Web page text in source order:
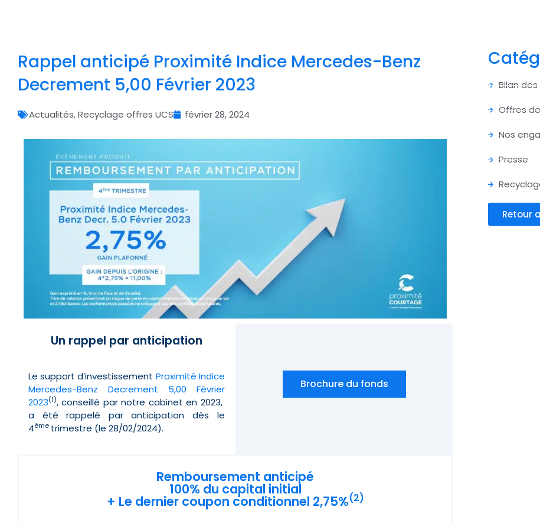
Rappel anticipé Proximité Indice Mercedes-Benz
Decrement 5,00 Février 2023
Actualités,Recyclage offres UCS février 28, 2024
Un rappel par anticipation
Le support d’investissement Proximité Indice
Mercedes-Benz Decrement 5,00 Février
2023(1), conseillé par notre cabinet en 2023,
a été rappelé par anticipation dès le
4ème trimestre (le 28/02/2024).
Brochure du fonds
Remboursement anticipé
100% du capital initial
+ Le dernier coupon conditionnel 2,75%(2)
Bilan
Offres
Nos
Presse
Retour